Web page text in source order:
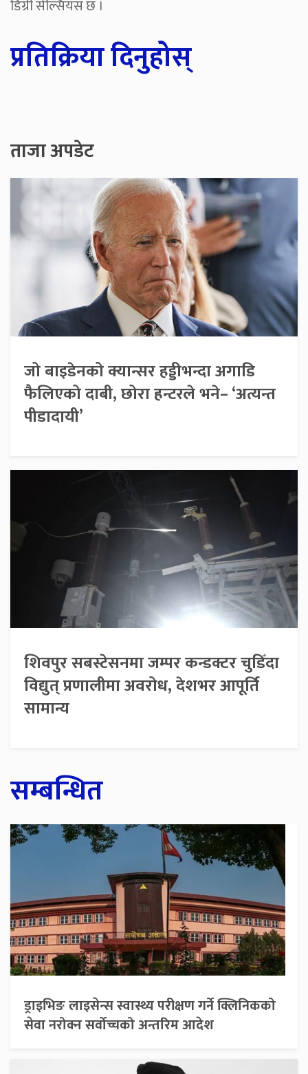
डिग्री सेल्सियस छ ।
प्रतिक्रिया दिनुहोस्
ताजा अपडेट
जो बाइडेनको क्यान्सर हड्डीभन्दा अगाडि
फैलिएको दाबी, छोरा हन्टरले भने– ‘अत्यन्त
पीडादायी’
शिवपुर सबस्टेसनमा जम्पर कन्डक्टर चुडिँदा
विद्युत् प्रणालीमा अवरोध, देशभर आपूर्ति
सामान्य
सम्बन्धित
ड्राइभिङ लाइसेन्स स्वास्थ्य परीक्षण गर्ने क्लिनिकको
सेवा नरोक्न सर्वोच्चको अन्तरिम आदेश